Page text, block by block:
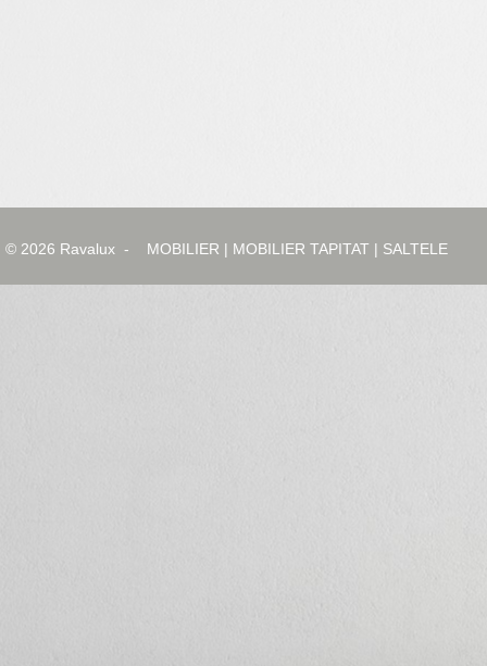
© 2026 Ravalux - MOBILIER | MOBILIER TAPITAT | SALTELE